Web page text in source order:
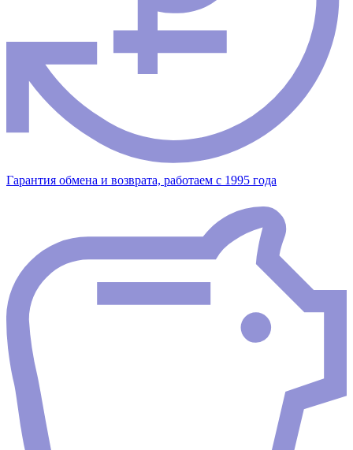
Гарантия обмена и возврата, работаем с 1995 года